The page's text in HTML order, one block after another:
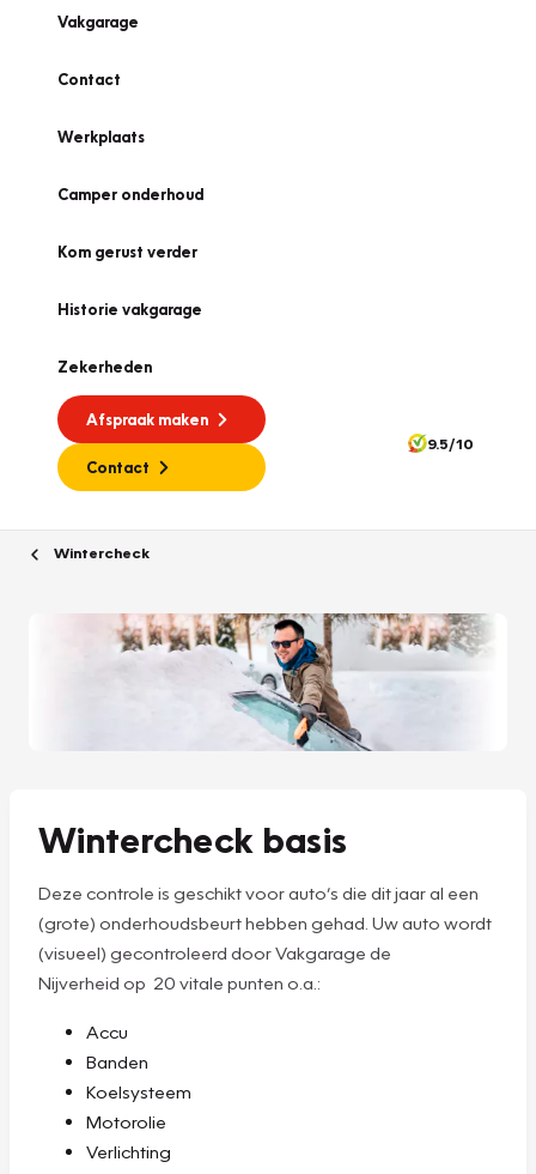
Vakgarage
Contact
Werkplaats
Camper onderhoud
Kom gerust verder
Historie vakgarage
Zekerheden
Afspraak maken
Contact
9.5/10
Wintercheck
Wintercheck basis
Deze controle is geschikt voor auto’s die dit jaar al een
(grote) onderhoudsbeurt hebben gehad. Uw auto wordt
(visueel) gecontroleerd door Vakgarage de
Nijverheid op 20 vitale punten o.a.:
Accu
Banden
Koelsysteem
Motorolie
Verlichting